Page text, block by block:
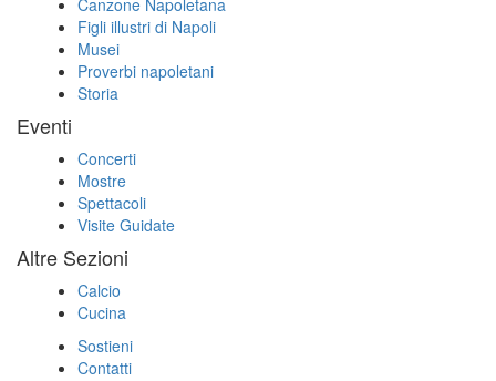
Canzone Napoletana
Figli illustri di Napoli
Musei
Proverbi napoletani
Storia
Eventi
Concerti
Mostre
Spettacoli
Visite Guidate
Altre Sezioni
Calcio
Cucina
Sostieni
Contatti